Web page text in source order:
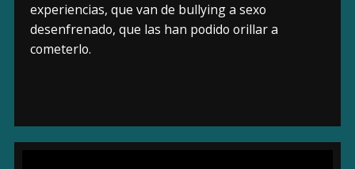
experiencias, que van de bullying a sexo
desenfrenado, que las han podido orillar a
cometerlo.